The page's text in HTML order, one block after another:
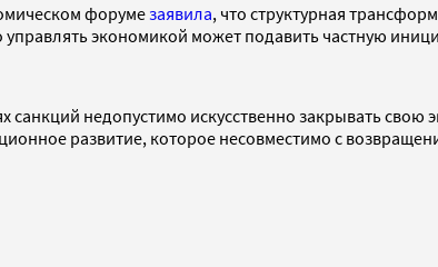
форумезаявила, что структурная
управлять экономикой может подавить частную
санкций недопустимо искусственно закрывать
развитие, которое несовместимо с